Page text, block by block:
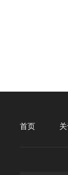
首页